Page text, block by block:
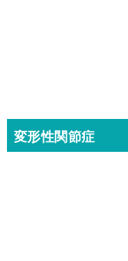
変形性関節症